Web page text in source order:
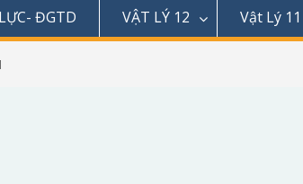
ĐGTD VẬT LÝ 12 Vật Lý 11